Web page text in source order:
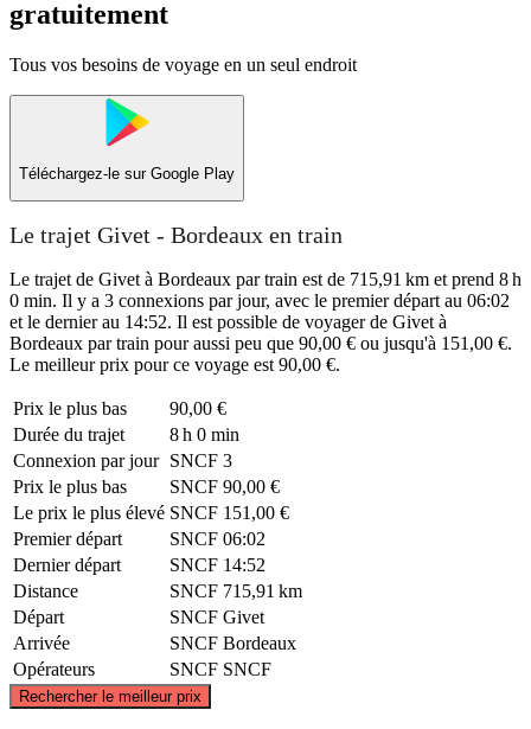
gratuitement
Tous vos besoins de voyage en un seul endroit
Téléchargez-le sur Google Play
Le trajet Givet - Bordeaux en train
Le trajet de Givet à Bordeaux par train est de 715,91 km et prend 8 h
0 min. Il y a 3 connexions par jour, avec le premier départ au 06:02
et le dernier au 14:52. Il est possible de voyager de Givet à
Bordeaux par train pour aussi peu que 90,00 € ou jusqu'à 151,00 €.
Le meilleur prix pour ce voyage est 90,00 €.
Prix ​​le plus bas
90,00 €
Durée du trajet
8 h 0 min
Connexion par jour SNCF 3
Prix ​​le plus bas
SNCF 90,00 €
Le prix le plus élevé SNCF 151,00 €
Premier départ
SNCF 06:02
Dernier départ
SNCF 14:52
Distance
SNCF 715,91 km
Départ
SNCF Givet
Arrivée
SNCF Bordeaux
Opérateurs
SNCF SNCF
Rechercher le meilleur prix